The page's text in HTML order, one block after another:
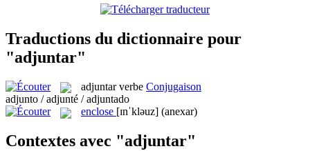
Traductions du dictionnaire pour
"adjuntar"
adjuntar verbe Conjugaison
adjunto / adjunté / adjuntado
enclose [ɪnˈkləuz] (anexar)
Contextes avec "adjuntar"